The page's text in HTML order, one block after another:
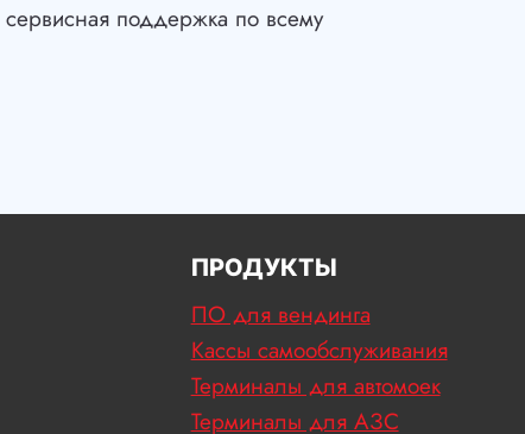
поддержка по всему
ПРОДУКТЫ
ПО для вендинга
Кассы самообслуживания
Терминалы для автомоек
Терминалы для АЗС